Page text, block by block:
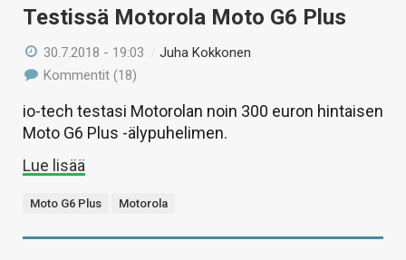
Testissä Motorola Moto G6 Plus
30.7.2018 - 19:03 /Juha Kokkonen
Kommentit (18)
io-tech testasi Motorolan noin 300 euron hintaisen
Moto G6 Plus -älypuhelimen.
Lue lisää
Moto G6 Plus Motorola